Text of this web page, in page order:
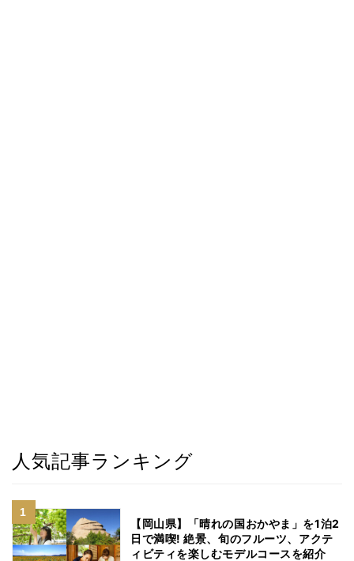
人気記事ランキング
【岡山県】「晴れの国おかやま」を1泊2
日で満喫! 絶景、旬のフルーツ、アクテ
ィビティを楽しむモデルコースを紹介